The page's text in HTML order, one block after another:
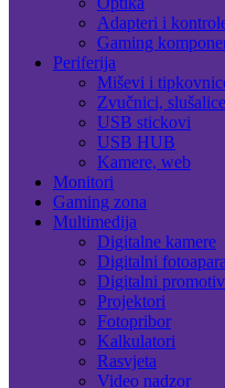
Adapteri i
Gaming
Periferija
Miševi i
Zvučnici,
USB stickovi
USB HUB
Kamere, web
Monitori
Gaming zona
Multimedija
Digitalne kamere
Digitalni
Digitalni
Projektori
Fotopribor
Kalkulatori
Rasvjeta
Video nadzor